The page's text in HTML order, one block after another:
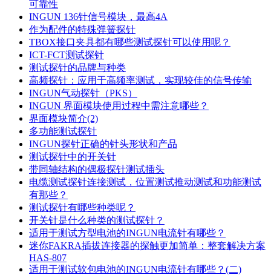
可靠性
INGUN 136针信号模块，最高4A
作为配件的特殊弹簧探针
TBOX接口夹具都有哪些测试探针可以使用呢？
ICT-FCT测试探针
测试探针的品牌与种类
高频探针：应用于高频率测试，实现较佳的信号传输
INGUN气动探针（PKS）
INGUN 界面模块使用过程中需注意哪些？
界面模块简介(2)
多功能测试探针
INGUN探针正确的针头形状和产品
测试探针中的开关针
带同轴结构的偶极探针测试插头
电缆测试探针连接测试，位置测试推动测试和功能测试
有那些？
测试探针有哪些种类呢？
开关针是什么种类的测试探针？
适用于测试方型电池的INGUN电流针有哪些？
迷你FAKRA插拔连接器的探触更加简单：整套解决方案
HAS-807
适用于测试软包电池的INGUN电流针有哪些？(二)